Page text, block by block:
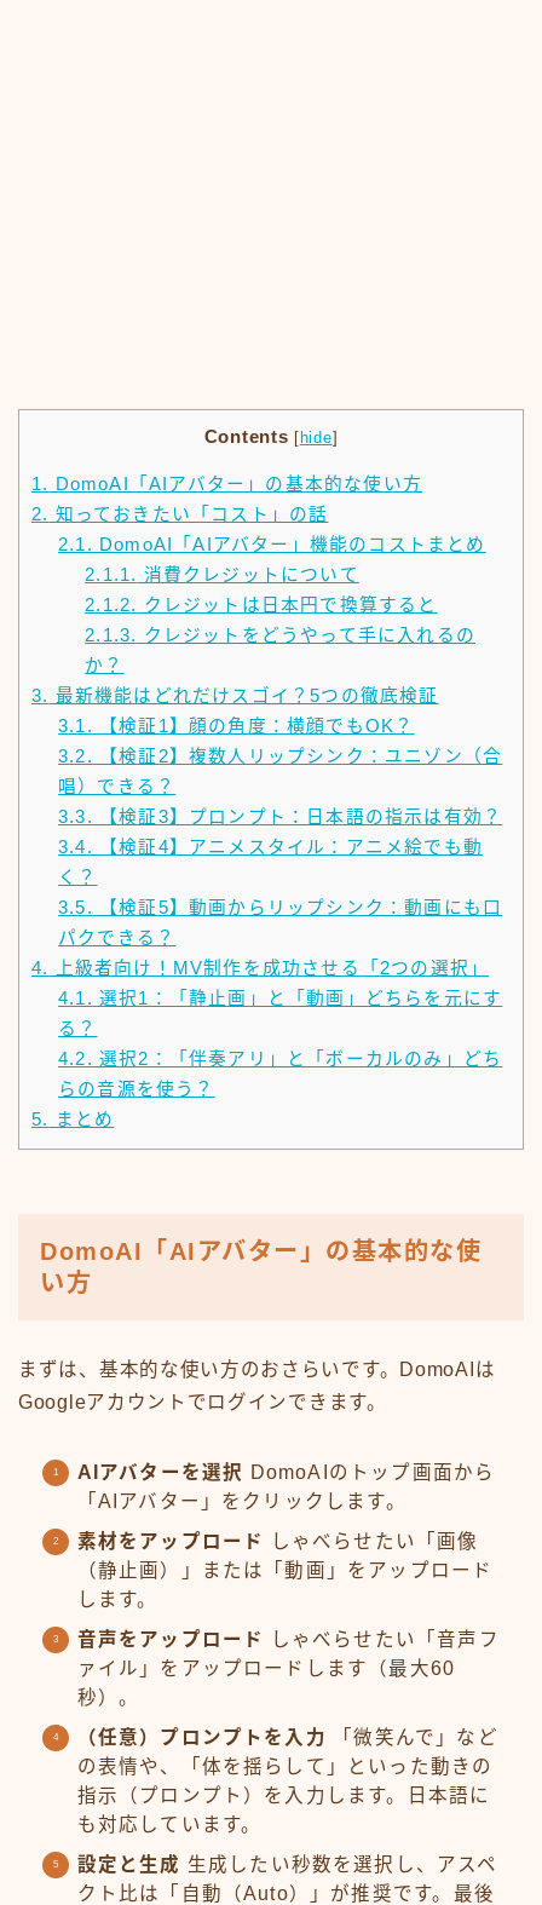
Contents [ hide]
1.
DomoAI「AIアバター」の基本的な使い方
2. 知っておきたい「コスト」の話
2.1. DomoAI「AIアバター」機能のコストまとめ
2.1.1. 消費クレジットについて
2.1.2. クレジットは日本円で換算すると
2.1.3. クレジットをどうやって手に入れるの
か？
3. 最新機能はどれだけスゴイ？5つの徹底検証
3.1.
【検証1】顔の角度：横顔でもOK？
3.2.
【検証2】複数人リップシンク：ユニゾン（合
唱）できる？
3.3.
【検証3】プロンプト：日本語の指示は有効？
3.4.
【検証4】アニメスタイル：アニメ絵でも動
く？
3.5.
【検証5】動画からリップシンク：動画にも口
パクできる？
4.
上級者向け！MV制作を成功させる「2つの選択」
4.1. 選択1：「静止画」と「動画」どちらを元にす
る？
4.2. 選択2：「伴奏アリ」と「ボーカルのみ」どち
らの音源を使う？
5.
まとめ
DomoAI「AIアバター」の基本的な使
い方
まずは、基本的な使い方のおさらいです。DomoAIは
Googleアカウントでログインできます。
AIアバターを選択 DomoAIのトップ画面から
「AIアバター」をクリックします。
素材をアップロード
しゃべらせたい「画像
（静止画）」または「動画」をアップロード
します。
音声をアップロード
しゃべらせたい「音声フ
ァイル」をアップロードします（最大60
秒）。
（任意）プロンプトを入力
「微笑んで」など
の表情や、「体を揺らして」といった動きの
指示（プロンプト）を入力します。日本語に
も対応しています。
設定と生成 生成したい秒数を選択し、アスペ
クト比は「自動（Auto）」が推奨です。最後